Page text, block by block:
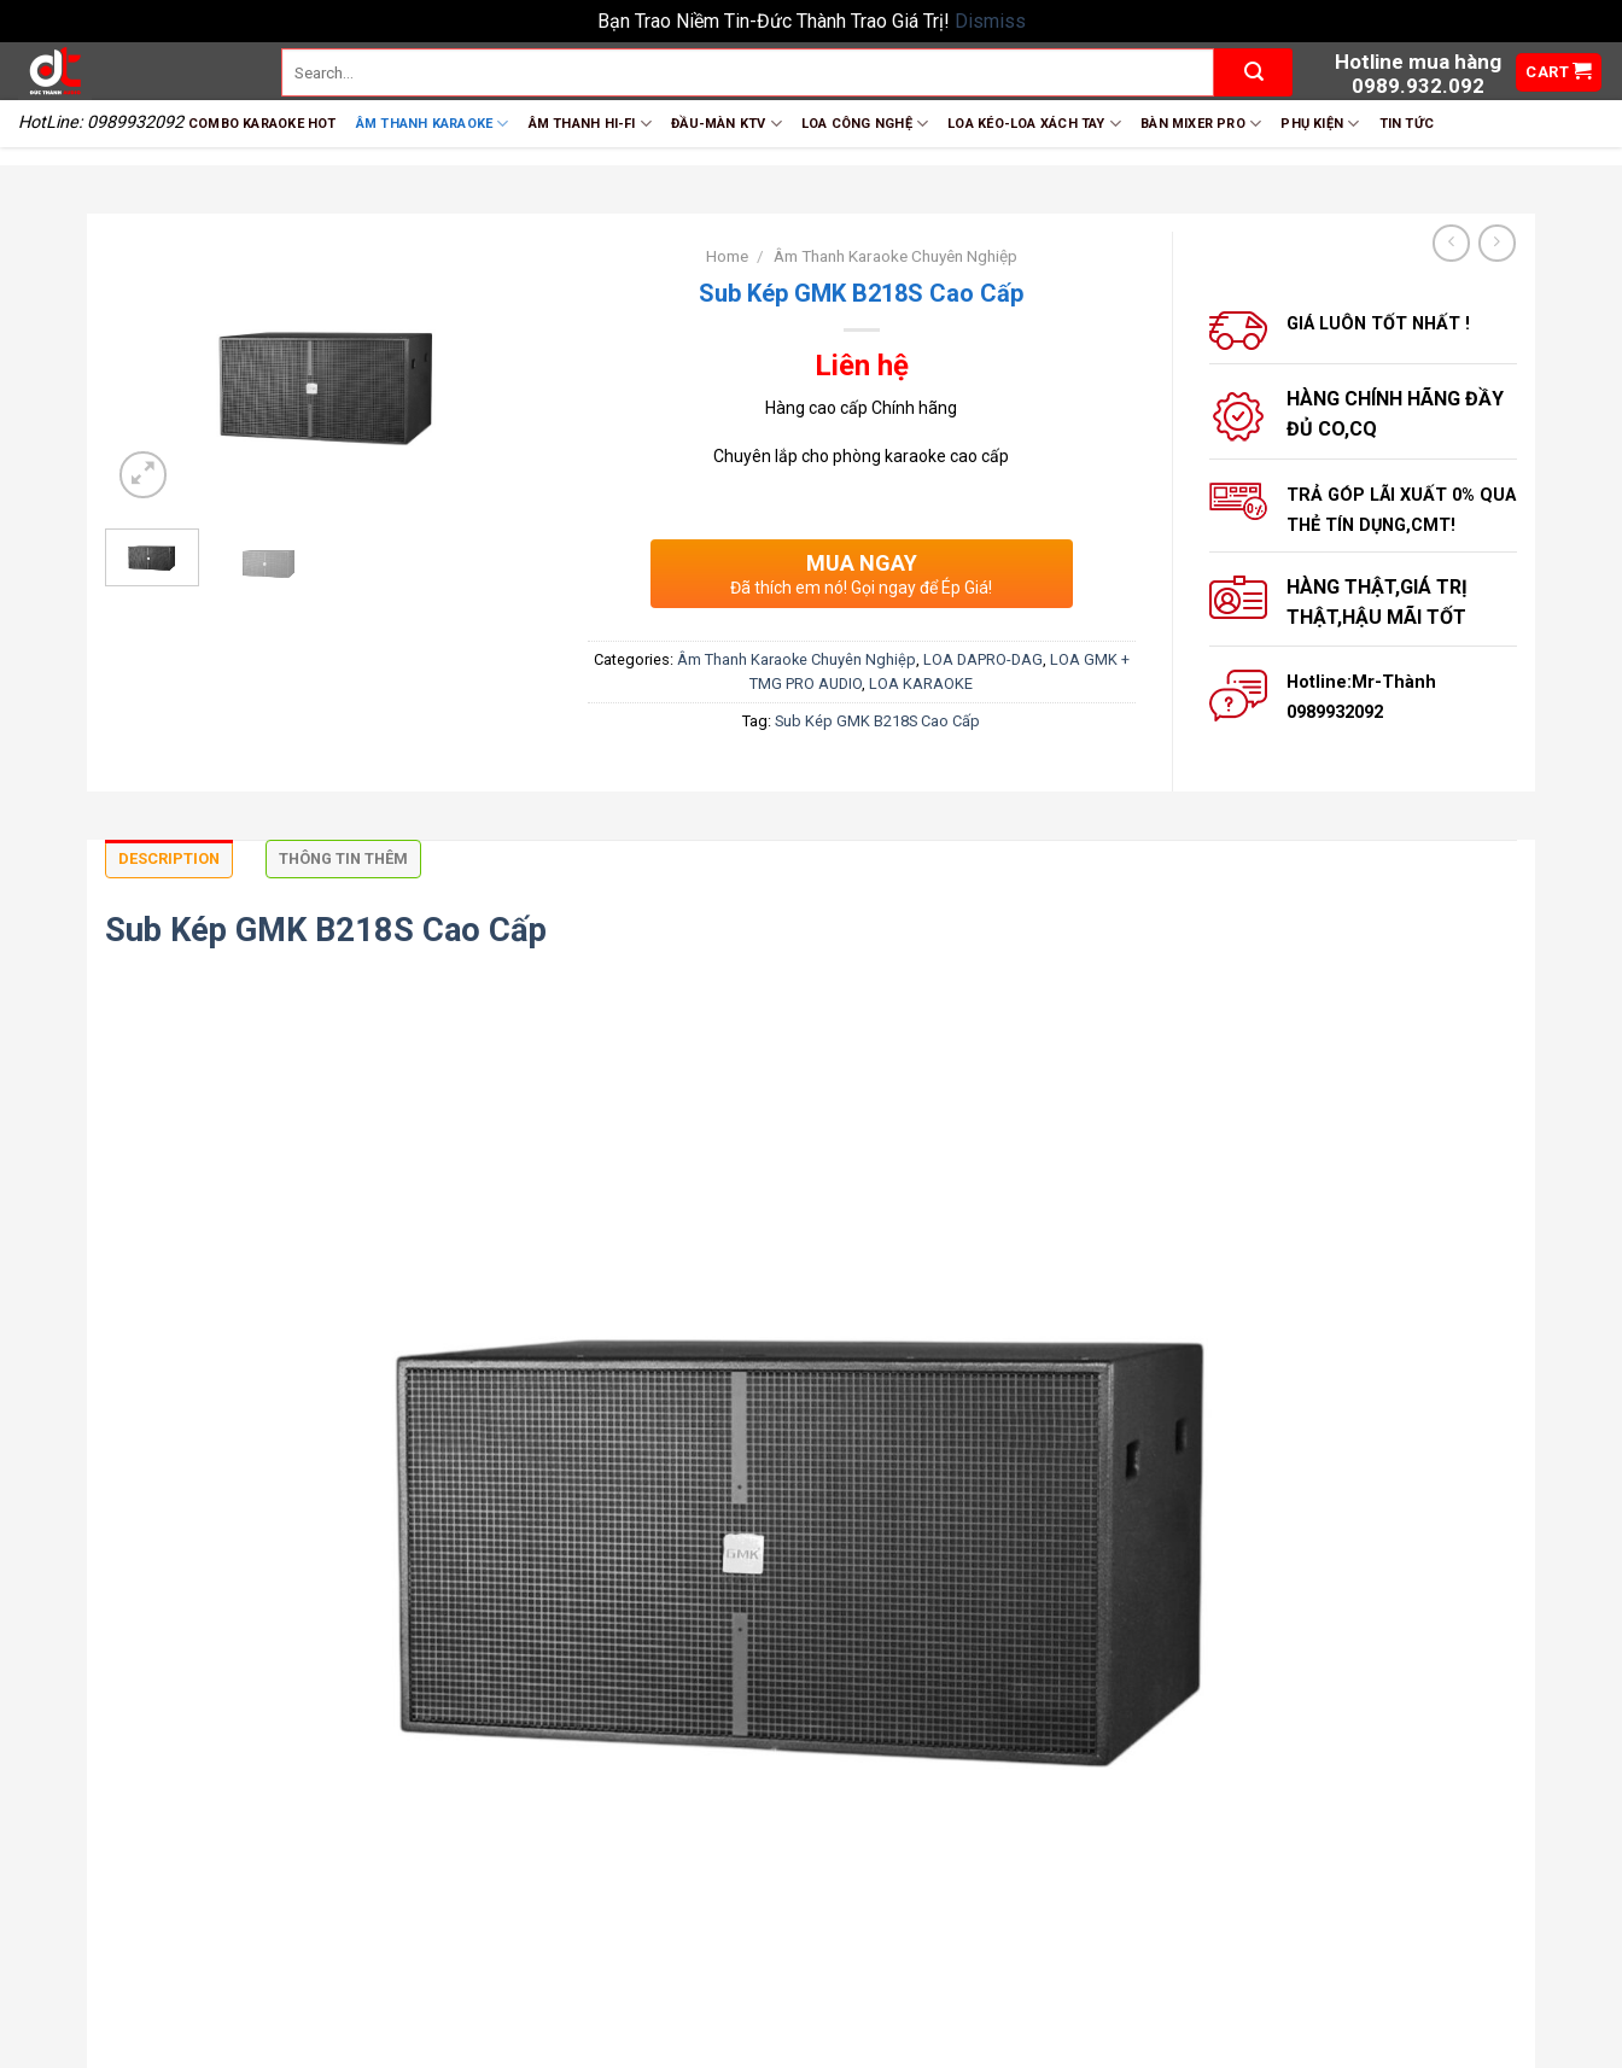
Bạn Trao Niềm Tin-Đức Thành Trao Giá Trị! Dismiss
HotLine: 0989932092
Hotline mua hàng
0989.932.092
CART
COMBO KARAOKE HOT ÂM THANH KARAOKE ÂM THANH HI-FI ĐẦU-MÀN KTV LOA CÔNG NGHỆ LOA KÉO-LOA XÁCH TAY BÀN MIXER PRO PHỤ KIỆN TIN TỨC
Home / Âm Thanh Karaoke Chuyên Nghiệp
Sub Kép GMK B218S Cao Cấp
Liên hệ
Hàng cao cấp Chính hãng
Chuyên lắp cho phòng karaoke cao cấp
MUA NGAY
Đã thích em nó! Gọi ngay để Ép Giá!
Categories: Âm Thanh Karaoke Chuyên Nghiệp, LOA DAPRO-DAG, LOA GMK +
TMG PRO AUDIO,LOA KARAOKE
Tag:Sub Kép GMK B218S Cao Cấp
GIÁ LUÔN TỐT NHẤT !
HÀNG CHÍNH HÃNG ĐẦY
ĐỦ CO,CQ
TRẢ GÓP LÃI XUẤT 0% QUA
THẺ TÍN DỤNG,CMT!
HÀNG THẬT,GIÁ TRỊ
THẬT,HẬU MÃI TỐT
Hotline:Mr-Thành
0989932092
DESCRIPTION THÔNG TIN THÊM
Sub Kép GMK B218S Cao Cấp